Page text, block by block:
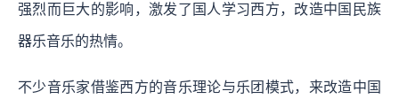
强烈而巨大的影响，激发了国人学习西方，改造中国民族
器乐音乐的热情。
不少音乐家借鉴西方的音乐理论与乐团模式，来改造中国